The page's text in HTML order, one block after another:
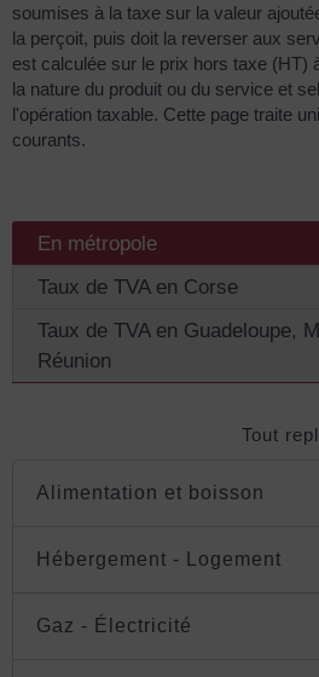
soumises à la taxe sur la valeur
la perçoit, puis doit la reverser aux
est calculée sur le prix hors taxe (HT)
la nature du produit ou du service et
l'opération taxable. Cette page traite
courants.
En métropole
Taux de TVA en Corse
Taux de TVA en Guadeloupe,
Réunion
Tout
Alimentation et boisson
Hébergement - Logement
Gaz - Électricité